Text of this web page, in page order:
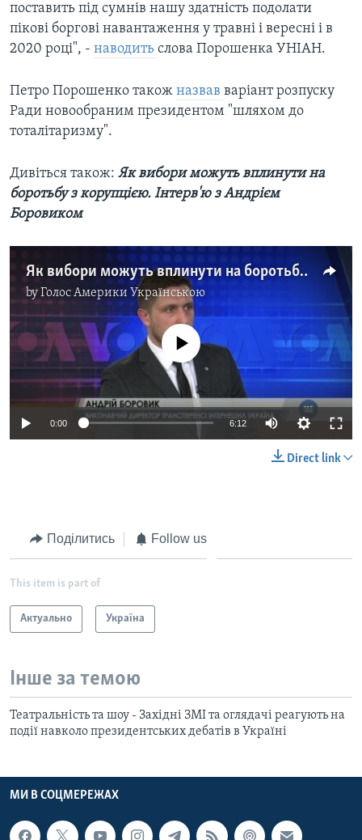
поставить під сумнів нашу здатність подолати
пікові боргові навантаження у травні і вересні і в
2020 році", - наводить слова Порошенка УНІАН.
Петро Порошенко також назвав варіант розпуску
Ради новообраним президентом "шляхом до
тоталітаризму".
Дивіться також: Як вибори можуть вплинути на
боротьбу з корупцією. Інтерв'ю з Андрієм
Боровиком
Як вибори можуть вплинути на боротьбу з корупцією. Інтерв'ю з Андрієм Боровиком. Відео
byГолос Америки Українською
No media source currently available
0:00 6:12
Direct link
Поділитись Follow us
This item is part of
Актуально Україна
Інше за темою
Театральність та шоу - Західні ЗМІ та оглядачі реагують на
події навколо президентських дебатів в Україні
МИ В СОЦМЕРЕЖАХ